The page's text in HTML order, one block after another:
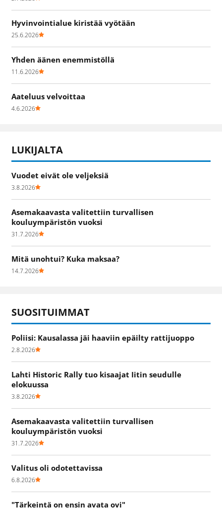
Hyvinvointialue kiristää vyötään
25.6.2026
Yhden äänen enemmistöllä
11.6.2026
Aateluus velvoittaa
4.6.2026
LUKIJALTA
Vuodet eivät ole veljeksiä
3.8.2026
Asemakaavasta valitettiin turvallisen
kouluympäristön vuoksi
31.7.2026
Mitä unohtui? Kuka maksaa?
14.7.2026
SUOSITUIMMAT
Poliisi: Kausalassa jäi haaviin epäilty rattijuoppo
2.8.2026
Lahti Historic Rally tuo kisaajat Iitin seudulle
elokuussa
3.8.2026
Asemakaavasta valitettiin turvallisen
kouluympäristön vuoksi
31.7.2026
Valitus oli odotettavissa
6.8.2026
"Tärkeintä on ensin avata ovi"